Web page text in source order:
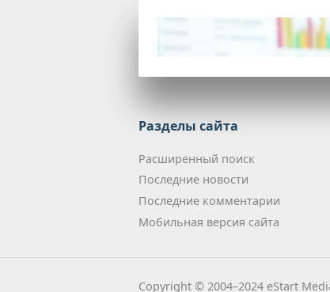
Разделы сайта
Расширенный поиск
Последние новости
Последние комментарии
Мобильная версия сайта
Copyright © 2004–2024 eStart